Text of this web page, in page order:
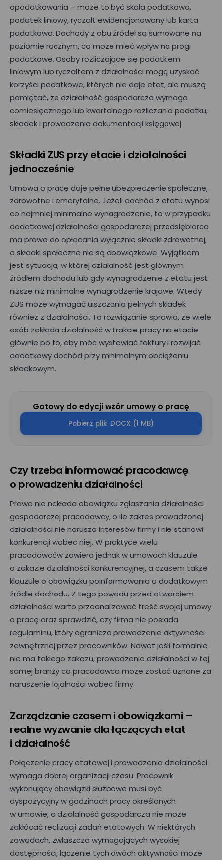
opodatkowania – może to być skala podatkowa,
podatek liniowy, ryczałt ewidencjonowany lub karta
podatkowa. Dochody z obu źródeł są sumowane na
poziomie rocznym, co może mieć wpływ na progi
podatkowe. Osoby rozliczające się podatkiem
liniowym lub ryczałtem z działalności mogą uzyskać
korzyści podatkowe, których nie daje etat, ale muszą
pamiętać, że działalność gospodarcza wymaga
comiesięcznego lub kwartalnego rozliczania podatku,
składek i prowadzenia dokumentacji księgowej.
Składki ZUS przy etacie i działalności
jednocześnie
Umowa o pracę daje pełne ubezpieczenie społeczne,
zdrowotne i emerytalne. Jeżeli dochód z etatu wynosi
co najmniej minimalne wynagrodzenie, to w przypadku
dodatkowej działalności gospodarczej przedsiębiorca
ma prawo do opłacania wyłącznie składki zdrowotnej,
a składki społeczne nie są obowiązkowe. Wyjątkiem
jest sytuacja, w której działalność jest głównym
źródłem dochodu lub gdy wynagrodzenie z etatu jest
niższe niż minimalne wynagrodzenie krajowe. Wtedy
ZUS może wymagać uiszczania pełnych składek
również z działalności. To rozwiązanie sprawia, że wiele
osób zakłada działalność w trakcie pracy na etacie
głównie po to, aby móc wystawiać faktury i rozwijać
dodatkowy dochód przy minimalnym obciążeniu
składkowym.
Gotowy do edycji wzór umowy o pracę
Pobierz plik .DOCX (1 MB)
Czy trzeba informować pracodawcę
o prowadzeniu działalności
Prawo nie nakłada obowiązku zgłaszania działalności
gospodarczej pracodawcy, o ile zakres prowadzonej
działalności nie narusza interesów firmy i nie stanowi
konkurencji wobec niej. W praktyce wielu
pracodawców zawiera jednak w umowach klauzule
o zakazie działalności konkurencyjnej, a czasem także
klauzule o obowiązku poinformowania o dodatkowym
źródle dochodu. Z tego powodu przed otwarciem
działalności warto przeanalizować treść swojej umowy
o pracę oraz sprawdzić, czy firma nie posiada
regulaminu, który ogranicza prowadzenie aktywności
zewnętrznej przez pracowników. Nawet jeśli formalnie
nie ma takiego zakazu, prowadzenie działalności w tej
samej branży co pracodawca może zostać uznane za
naruszenie lojalności wobec firmy.
Zarządzanie czasem i obowiązkami –
realne wyzwanie dla łączących etat
i działalność
Połączenie pracy etatowej i prowadzenia działalności
wymaga dobrej organizacji czasu. Pracownik
wykonujący obowiązki służbowe musi być
dyspozycyjny w godzinach pracy określonych
w umowie, a działalność gospodarcza nie może
zakłócać realizacji zadań etatowych. W niektórych
zawodach, zwłaszcza wymagających wysokiej
dostępności, łączenie tych dwóch aktywności może
Umów prezentację
E-mail*
Nr telefonu